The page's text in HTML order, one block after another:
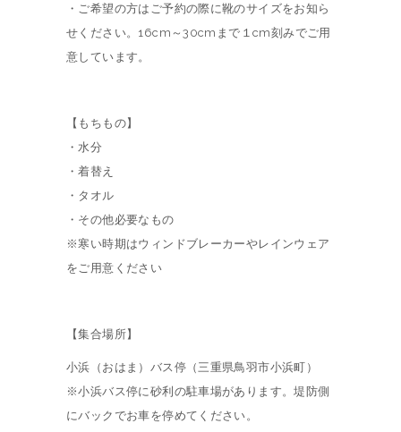
・ご希望の方はご予約の際に靴のサイズをお知ら
せください。16cm～30cmまで１cm刻みでご用
意しています。
【もちもの】
・水分
・着替え
・タオル
・その他必要なもの
※寒い時期はウィンドブレーカーやレインウェア
をご用意ください
【集合場所】
小浜（おはま）バス停（三重県鳥羽市小浜町）
※小浜バス停に砂利の駐車場があります。堤防側
にバックでお車を停めてください。